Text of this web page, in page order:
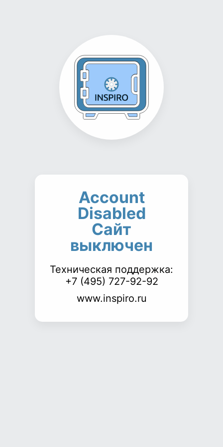
Account
Disabled
Сайт
выключен
Техническая поддержка:
+7 (495) 727-92-92
www.inspiro.ru